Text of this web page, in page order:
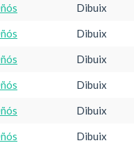
Dibuix
Dibuix
Dibuix
Dibuix
Dibuix
Dibuix